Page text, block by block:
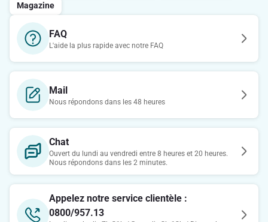
Magazine
FAQ
L'aide la plus rapide avec notre FAQ
Mail
Nous répondons dans les 48 heures
Chat
Ouvert du lundi au vendredi entre 8 heures et 20 heures.
Nous répondons dans les 2 minutes.
Appelez notre service clientèle :
0800/957.13